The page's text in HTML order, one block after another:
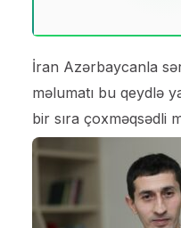
İran Azərbaycanla
məlumatı bu qeydlə
bir sıra çoxməqsədli